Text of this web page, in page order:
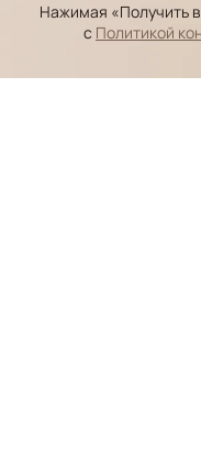
Нажимая «Получить
с Политикой